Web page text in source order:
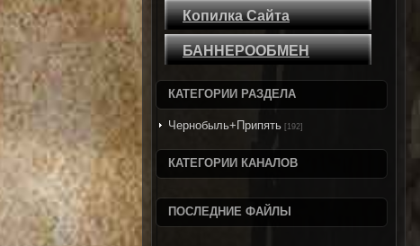
Копилка Сайта
БАННЕРООБМЕН
КАТЕГОРИИ РАЗДЕЛА
Чернобыль+Припять [192]
КАТЕГОРИИ КАНАЛОВ
ПОСЛЕДНИЕ ФАЙЛЫ